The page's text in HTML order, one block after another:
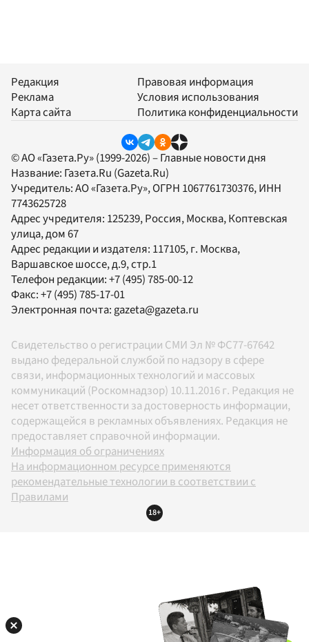
Редакция
Реклама
Карта сайта
Правовая информация
Условия использования
Политика конфиденциальности
© АО «Газета.Ру» (1999-2026) – Главные новости дня
Название: Газета.Ru (Gazeta.Ru)
Учредитель:АО «Газета.Ру», ОГРН 1067761730376, ИНН
7743625728
Адрес учредителя: 125239, Россия, Москва, Коптевская
улица, дом 67
Адрес редакции и издателя: 117105, г. Москва,
Варшавское шоссе, д.9, стр.1
Телефон редакции:+7 (495) 785-00-12
Факс:+7 (495) 785-17-01
Электронная почта:gazeta@gazeta.ru
Свидетельство о регистрации СМИ Эл № ФС77-67642
выдано федеральной службой по надзору в сфере
связи, информационных технологий и массовых
коммуникаций (Роскомнадзор) 10.11.2016 г. Редакция не
несет ответственности за достоверность информации,
содержащейся в рекламных объявлениях. Редакция не
предоставляет справочной информации.
Информация об ограничениях
На информационном ресурсе применяются
рекомендательные технологии в соответствии с
Правилами
18+